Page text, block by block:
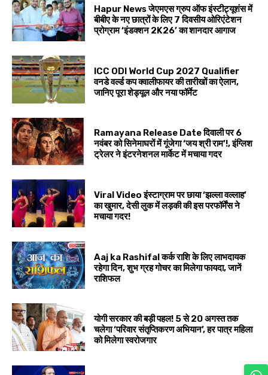
Hapur News जेएमएस ग्रुप ऑफ इंस्टीट्यूशंस में
बीबीए के नए छात्रों के लिए 7 दिवसीय ओरिएंटेशन
प्रोग्राम ‘इंडक्शन 2K26’ का शानदार आगाज
ICC ODI World Cup 2027 Qualifier
वनडे वर्ल्ड कप क्वालीफायर की तारीखों का ऐलान,
जानिए पूरा शेड्यूल और नया फॉर्मेट
Ramayana Release Date दिवाली पर 6
नवंबर को सिनेमाघरों में गूंजेगा ‘जय श्री राम’!, इंग्लिश
ट्रेलर ने इंटरनेशनल मार्केट में मचाया गदर
Viral Video इंस्टाग्राम पर छाया ‘झल्ला वल्लाह’
का खुमार, देसी लुक में लड़की की इस परफॉर्मेंस ने
मचाया गदर!
Aaj ka Rashifal कर्क राशि के लिए लाभदायक
रहेगा दिन, शुभ ग्रह गोचर का मिलेगा फायदा, जानें
राशिफल
योगी सरकार की बड़ी पहल! 5 से 20 अगस्त तक
चलेगा ‘परिवार संतृप्तिकरण अभियान’, हर पात्र महिला
को मिलेगा स्वरोजगार